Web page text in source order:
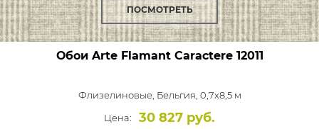
ПОСМОТРЕТЬ
Обои Arte Flamant Caractere12011
Флизелиновые, Бельгия, 0,7x8,5 м
Цена:
30 827 руб.